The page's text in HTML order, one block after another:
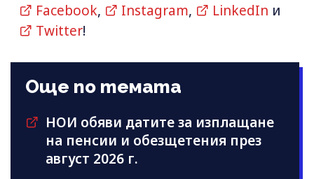
Facebook, Instagram, LinkedIn и
Twitter!
Още по темата
НОИ обяви датите за изплащане
на пенсии и обезщетения през
август 2026 г.